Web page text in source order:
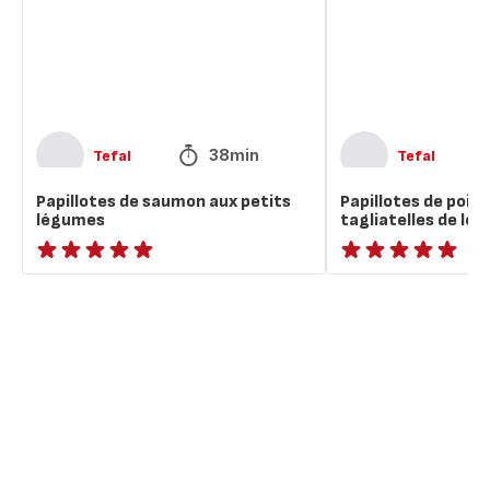
Tefal 38min
Papillotes de saumon aux petits
légumes
ratings.NaN
Tefal
Papillotes de
tagliatelles de
ratings.NaN